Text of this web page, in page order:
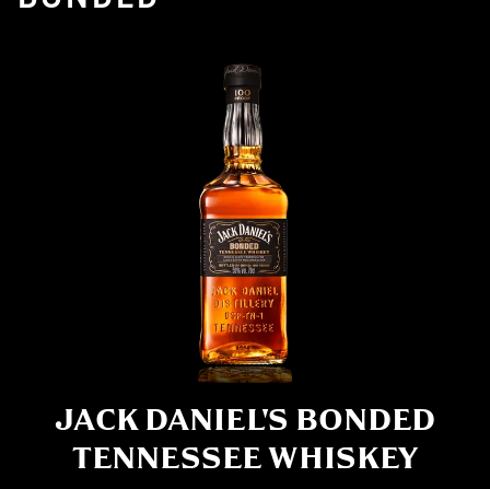
JACK DANIEL'S BONDED
TENNESSEE WHISKEY